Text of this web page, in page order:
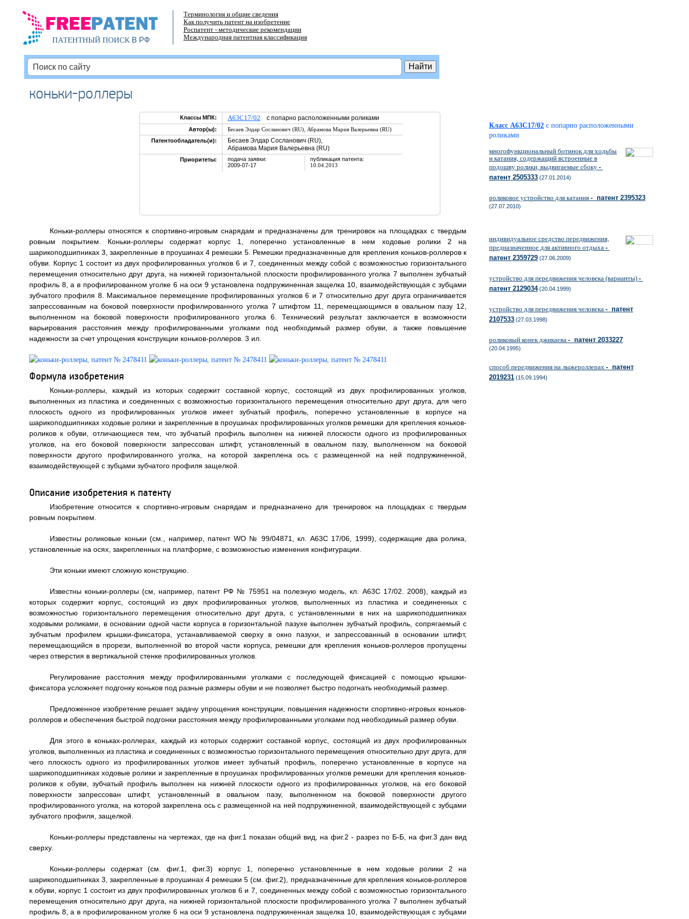
ПАТЕНТНЫЙ ПОИСКВ РФ
Терминология и общие сведения
Как получить патент на изобретение
Роспатент - методические рекомендации
Международная патентная классификация
коньки-роллеры
Классы МПК: A63C17/02 с попарно расположенными роликами
Автор(ы): Бесаев Элдар Сосланович (RU), Абрамова Мария Валерьевна (RU)
Патентообладатель(и):
Бесаев Элдар Сосланович (RU),
Абрамова Мария Валерьевна (RU)
Приоритеты:
подача заявки:
2009-07-17
публикация патента:
10.04.2013
Коньки-роллеры относятся к спортивно-игровым снарядам и предназначены для тренировок на площадках с твердым
ровным покрытием. Коньки-роллеры содержат корпус 1, поперечно установленные в нем ходовые ролики 2 на
шарикоподшипниках 3, закрепленные в проушинах 4 ремешки 5. Ремешки предназначенные для крепления коньков-роллеров к
обуви. Корпус 1 состоит из двух профилированных уголков 6 и 7, соединенных между собой с возможностью горизонтального
перемещения относительно друг друга, на нижней горизонтальной плоскости профилированного уголка 7 выполнен зубчатый
профиль 8, а в профилированном уголке 6 на оси 9 установлена подпружиненная защелка 10, взаимодействующая с зубцами
зубчатого профиля 8. Максимальное перемещение профилированных уголков 6 и 7 относительно друг друга ограничивается
запрессованным на боковой поверхности профилированного уголка 7 штифтом 11, перемещающимся в овальном пазу 12,
выполненном на боковой поверхности профилированного уголка 6. Технический результат заключается в возможности
варьирования расстояния между профилированными уголками под необходимый размер обуви, а также повышение
надежности за счет упрощения конструкции коньков-роллеров. 3 ил.
Формула изобретения
Коньки-роллеры, каждый из которых содержит составной корпус, состоящий из двух профилированных уголков,
выполненных из пластика и соединенных с возможностью горизонтального перемещения относительно друг друга, для чего
плоскость одного из профилированных уголков имеет зубчатый профиль, поперечно установленные в корпусе на
шарикоподшипниках ходовые ролики и закрепленные в проушинах профилированных уголков ремешки для крепления коньков-
роликов к обуви, отличающиеся тем, что зубчатый профиль выполнен на нижней плоскости одного из профилированных
уголков, на его боковой поверхности запрессован штифт, установленный в овальном пазу, выполненном на боковой
поверхности другого профилированного уголка, на которой закреплена ось с размещенной на ней подпружиненной,
взаимодействующей с зубцами зубчатого профиля защелкой.
Описание изобретения к патенту
Изобретение относится к спортивно-игровым снарядам и предназначено для тренировок на площадках с твердым
ровным покрытием.
Известны роликовые коньки (см., например, патент WO № 99/04871, кл. A63C 17/06, 1999), содержащие два ролика,
установленные на осях, закрепленных на платформе, с возможностью изменения конфигурации.
Эти коньки имеют сложную конструкцию.
Известны коньки-роллеры (см, например, патент РФ № 75951 на полезную модель, кл. A63C 17/02. 2008), каждый из
которых содержит корпус, состоящий из двух профилированных уголков, выполненных из пластика и соединенных с
возможностью горизонтального перемещения относительно друг друга, с установленными в них на шарикоподшипниках
ходовыми роликами, в основании одной части корпуса в горизонтальной пазухе выполнен зубчатый профиль, сопрягаемый с
зубчатым профилем крышки-фиксатора, устанавливаемой сверху в окно пазухи, и запрессованный в основании штифт,
перемещающийся в прорези, выполненной во второй части корпуса, ремешки для крепления коньков-роллеров пропущены
через отверстия в вертикальной стенке профилированных уголков.
Регулирование расстояния между профилированными уголками с последующей фиксацией с помощью крышки-
фиксатора усложняет подгонку коньков под разные размеры обуви и не позволяет быстро подогнать необходимый размер.
Предложенное изобретение решает задачу упрощения конструкции, повышения надежности спортивно-игровых коньков-
роллеров и обеспечения быстрой подгонки расстояния между профилированными уголками под необходимый размер обуви.
Для этого в коньках-роллерах, каждый из которых содержит составной корпус, состоящий из двух профилированных
уголков, выполненных из пластика и соединенных с возможностью горизонтального перемещения относительно друг друга, для
чего плоскость одного из профилированных уголков имеет зубчатый профиль, поперечно установленные в корпусе на
шарикоподшипниках ходовые ролики и закрепленные в проушинах профилированных уголков ремешки для крепления коньков-
роликов к обуви, зубчатый профиль выполнен на нижней плоскости одного из профилированных уголков, на его боковой
поверхности запрессован штифт, установленный в овальном пазу, выполненном на боковой поверхности другого
профилированного уголка, на которой закреплена ось с размещенной на ней подпружиненной, взаимодействующей с зубцами
зубчатого профиля, защелкой.
Коньки-роллеры представлены на чертежах, где на фиг.1 показан общий вид, на фиг.2 - разрез по Б-Б, на фиг.3 дан вид
сверху.
Коньки-роллеры содержат (см. фиг.1, фиг.3) корпус 1, поперечно установленные в нем ходовые ролики 2 на
шарикоподшипниках 3, закрепленные в проушинах 4 ремешки 5 (см. фиг.2), предназначенные для крепления коньков-роллеров
к обуви, корпус 1 состоит из двух профилированных уголков 6 и 7, соединенных между собой с возможностью горизонтального
перемещения относительно друг друга, на нижней горизонтальной плоскости профилированного уголка 7 выполнен зубчатый
профиль 8, а в профилированном уголке 6 на оси 9 установлена подпружиненная защелка 10, взаимодействующая с зубцами
Класс A63C17/02 с попарно расположенными
роликами
многофункциональный ботинок для ходьбы
и катания, содержащий встроенные в
подошву ролики, выдвигаемые сбоку -
патент 2505333 (27.01.2014)
роликовое устройство для катания - патент 2395323
(27.07.2010)
индивидуальное средство передвижения,
предназначенное для активного отдыха -
патент 2359729 (27.06.2009)
устройство для передвижения человека (варианты) -
патент 2129034(20.04.1999)
устройство для передвижения человека - патент
2107533 (27.03.1998)
роликовый конек джикаева - патент 2033227
(20.04.1995)
способ передвижения на лыжероллерах - патент
2019231 (15.09.1994)